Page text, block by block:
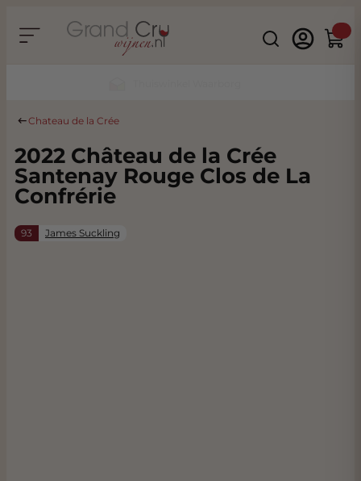
Search
Chateau de la Crée
2022 Château de la Crée
Santenay Rouge Clos de La
Confrérie
93 James Suckling